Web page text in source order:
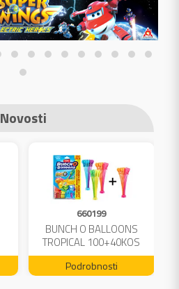
Novosti
660199
BUNCH O BALLOONS
TROPICAL 100+40KOS
FREE 04199
Podrobnosti